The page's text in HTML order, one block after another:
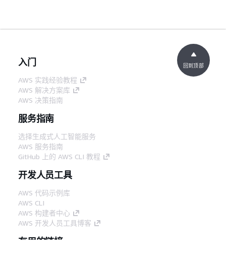
入门
AWS 实践经验教程
AWS 解决方案库
AWS 决策指南
服务指南
选择生成式人工智能服务
AWS 服务指南
GitHub 上的 AWS CLI 教程
开发人员工具
AWS 代码示例库
AWS CLI
AWS 构建者中心
AWS 开发人员工具博客
有用的链接
回到顶部